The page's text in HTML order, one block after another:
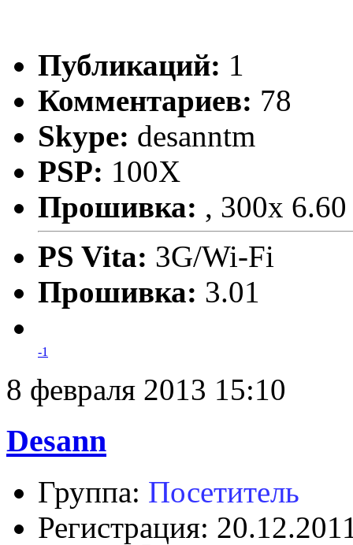
Публикаций: 1
Комментариев: 78
Skype: desanntm
PSP: 100X
Прошивка: , 300x
PS Vita: 3G/Wi-Fi
Прошивка: 3.01
-1
8 февраля 2013 15:10
Desann
Группа: Посетитель
Регистрация: